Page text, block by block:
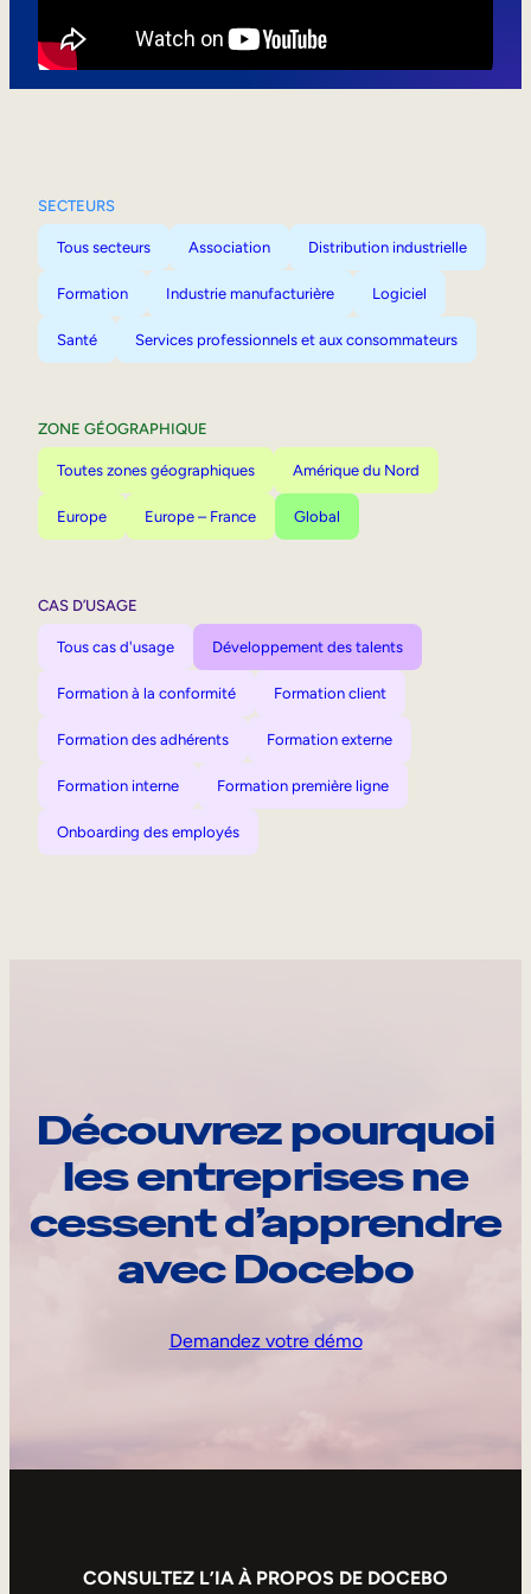
SECTEURS
Tous secteurs Association Distribution industrielle
Formation Industrie manufacturière Logiciel
Santé Services professionnels et aux consommateurs
ZONE GÉOGRAPHIQUE
Toutes zones géographiques Amérique du Nord
Europe Europe – France Global
CAS D’USAGE
Tous cas d'usage Développement des talents
Formation à la conformité Formation client
Formation des adhérents Formation externe
Formation interne Formation première ligne
Onboarding des employés
Découvrez pourquoi
les entreprises ne
cessent d’apprendre
avec Docebo
Demandez votre démo
CONSULTEZ L’IA À PROPOS DE DOCEBO